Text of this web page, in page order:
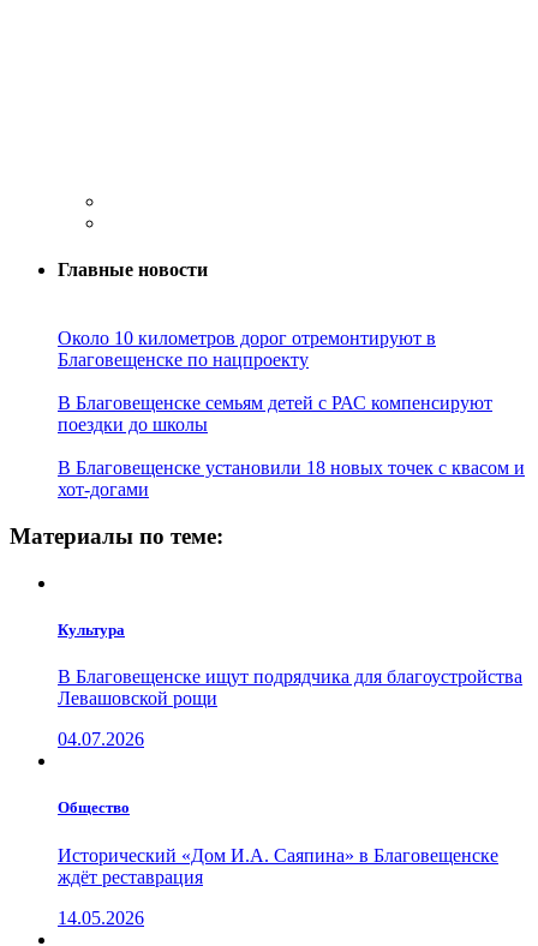
Главные новости
Около 10 километров дорог отремонтируют в
Благовещенске по нацпроекту
В Благовещенске семьям детей с РАС компенсируют
поездки до школы
В Благовещенске установили 18 новых точек с квасом и
хот-догами
Материалы по теме:
Культура
В Благовещенске ищут подрядчика для благоустройства
Левашовской рощи
04.07.2026
Общество
Исторический «Дом И.А. Саяпина» в Благовещенске
ждёт реставрация
14.05.2026